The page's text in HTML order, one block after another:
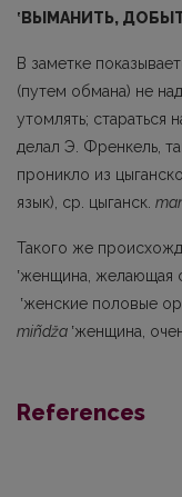
ʽ ВЫМАНИТЬ,
В заметке
(путем обмана) не
утомлять; стараться
делал Э. Френкель,
проникло из
язык), ср. цыганск.
Такого же
ʽженщина, желающая
ʽженские половые
miñdža ʽженщина,
References